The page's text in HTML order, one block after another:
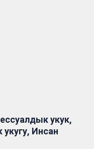
укук,
Инсан